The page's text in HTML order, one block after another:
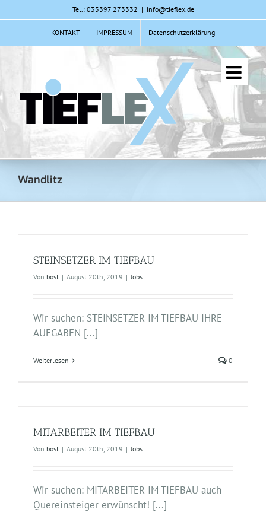
Inhalt
Tel.: 033397 273332 | info@tieflex.de
KONTAKT IMPRESSUM Datenschutzerklärung
Wandlitz
STEINSETZER IM TIEFBAU
Von bosl | August 20th, 2019 | Jobs
Wir suchen: STEINSETZER IM TIEFBAU IHRE
AUFGABEN [...]
Weiterlesen 0
MITARBEITER IM TIEFBAU
Von bosl | August 20th, 2019 | Jobs
Wir suchen: MITARBEITER IM TIEFBAU auch
Quereinsteiger erwünscht! [...]